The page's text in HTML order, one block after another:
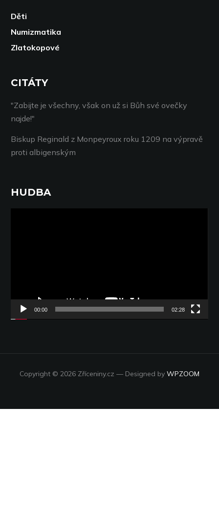
Děti
Numizmatika
Zlatokopové
CITÁTY
"Zabijte je všechny, však on už si Bůh své ovečky
najde!"
Biskup Reginald z Monpeyroux roku 1209 na výpravě
proti albigenským
HUDBA
00:00 02:28
Copyright © 2026 Zříceniny.cz — Designed by WPZOOM